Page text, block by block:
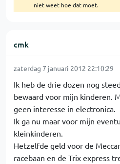
niet weet hoe dat moet.
cmk
zaterdag 7 januari 2012 22:10:29
Ik heb de drie dozen nog
bewaard voor mijn kinderen.
geen interesse in electronica.
Ik ga nu maar voor mijn
kleinkinderen.
Hetzelfde geld voor de
racebaan en de Trix express